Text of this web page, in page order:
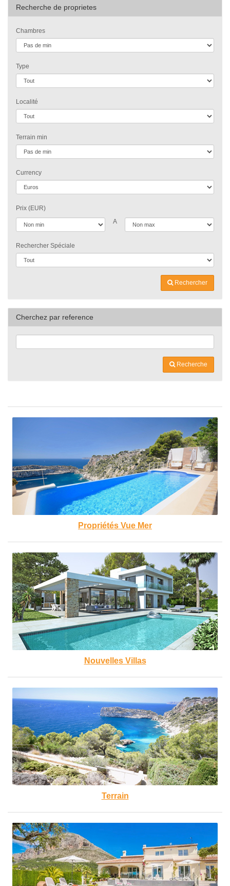
Recherche de proprietes
Chambres
Type
Localité
Terrain min
Currency
Prix (EUR)
A
Rechercher Spéciale
Rechercher
Cherchez par reference
Recherche
Propriétés Vue Mer
Nouvelles Villas
Terrain